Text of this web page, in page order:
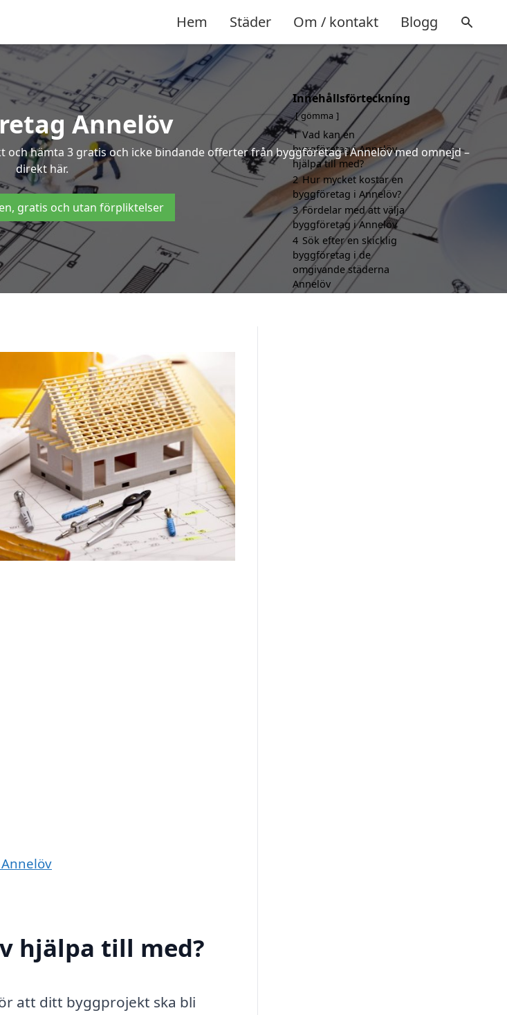
Hem Städer Om / kontakt Blogg
Annelöv
hämta 3 gratis och icke bindande offerter från byggföretag i Annelöv med omnejd –
direkt här.
gratis och utan förpliktelser
hjälpa till med?
att ditt byggprojekt ska bli
Innehållsförteckning
gömma
1 Vad kan en
byggföretag i Annelöv
hjälpa till med?
2 Hur mycket kostar en
byggföretag i Annelöv?
3 Fördelar med att välja
byggföretag i Annelöv
4 Sök efter en skicklig
byggföretag i de
omgivande städerna
Annelöv